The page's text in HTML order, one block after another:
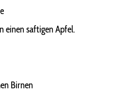
einen saftigen Apfel.
Birnen